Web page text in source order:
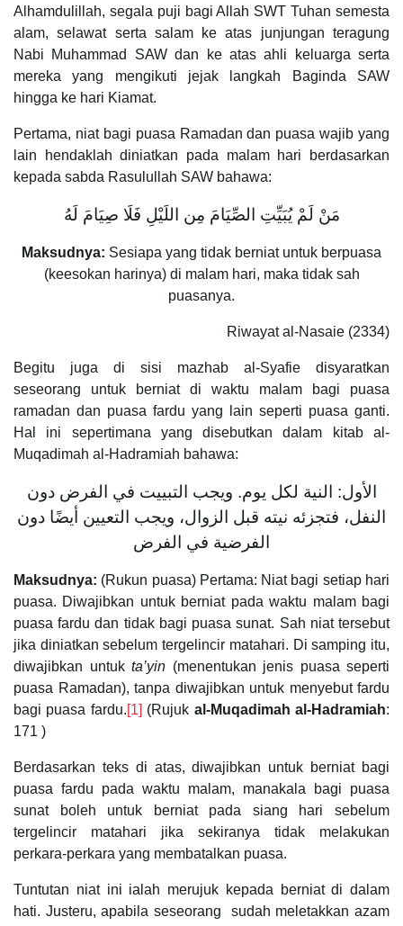
Alhamdulillah, segala puji bagi Allah SWT Tuhan semesta
alam, selawat serta salam ke atas junjungan teragung
Nabi Muhammad SAW dan ke atas ahli keluarga serta
mereka yang mengikuti jejak langkah Baginda SAW
hingga ke hari Kiamat.
Pertama, niat bagi puasa Ramadan dan puasa wajib yang
lain hendaklah diniatkan pada malam hari berdasarkan
kepada sabda Rasulullah SAW bahawa:
مَنْ لَمْ يُبَيِّتِ الصِّيَامَ مِن اللَيْلِ فَلَا صِيَامَ لَهُ
Maksudnya: Sesiapa yang tidak berniat untuk berpuasa
(keesokan harinya) di malam hari, maka tidak sah
puasanya.
Riwayat al-Nasaie (2334)
Begitu juga di sisi mazhab al-Syafie disyaratkan
seseorang untuk berniat di waktu malam bagi puasa
ramadan dan puasa fardu yang lain seperti puasa ganti.
Hal ini sepertimana yang disebutkan dalam kitab al-
Muqadimah al-Hadramiah bahawa:
الأول: النية لكل يوم. ويجب التبييت في الفرض دون
النفل، فتجزئه نيته قبل الزوال، ويجب التعيين أيضًا دون
الفرضية في الفرض
Maksudnya: (Rukun puasa) Pertama: Niat bagi setiap hari
puasa. Diwajibkan untuk berniat pada waktu malam bagi
puasa fardu dan tidak bagi puasa sunat. Sah niat tersebut
jika diniatkan sebelum tergelincir matahari. Di samping itu,
diwajibkan untuk ta’yin (menentukan jenis puasa seperti
puasa Ramadan), tanpa diwajibkan untuk menyebut fardu
bagi puasa fardu.[1] (Rujuk al-Muqadimah al-Hadramiah:
171 )
Berdasarkan teks di atas, diwajibkan untuk berniat bagi
puasa fardu pada waktu malam, manakala bagi puasa
sunat boleh untuk berniat pada siang hari sebelum
tergelincir matahari jika sekiranya tidak melakukan
perkara-perkara yang membatalkan puasa.
Tuntutan niat ini ialah merujuk kepada berniat di dalam
hati. Justeru, apabila seseorang sudah meletakkan azam